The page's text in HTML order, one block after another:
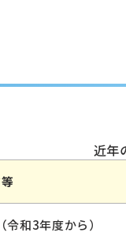
近年
和3年度から）